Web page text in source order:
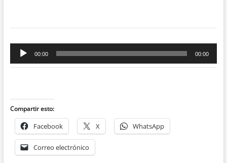
Reproductor
audio
00:00 00:00
Compartir esto:
Facebook X WhatsApp
Correo electrónico